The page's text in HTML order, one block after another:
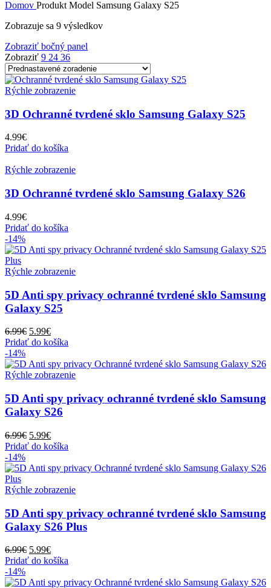
Domov Produkt Model Samsung Galaxy S25
Zobrazuje sa 9 výsledkov
Zobraziť bočný panel
Zobraziť 9 24 36
Rýchle zobrazenie
3D Ochranné tvrdené sklo Samsung Galaxy S25
4.99€
Pridať do košíka
Rýchle zobrazenie
3D Ochranné tvrdené sklo Samsung Galaxy S26
4.99€
Pridať do košíka
-14%
Rýchle zobrazenie
5D Anti spy privacy ochranné tvrdené sklo Samsung
Galaxy S25
6.99€ Pôvodná
cena
6.99€.
5.99€Aktuálna
cena
5.99€.
Pridať do košíka
-14%
Rýchle zobrazenie
5D Anti spy privacy ochranné tvrdené sklo Samsung
Galaxy S26
6.99€ Pôvodná
cena
6.99€.
5.99€Aktuálna
cena
5.99€.
Pridať do košíka
-14%
Rýchle zobrazenie
5D Anti spy privacy ochranné tvrdené sklo Samsung
Galaxy S26 Plus
6.99€ Pôvodná
cena
6.99€.
5.99€Aktuálna
cena
5.99€.
Pridať do košíka
-14%